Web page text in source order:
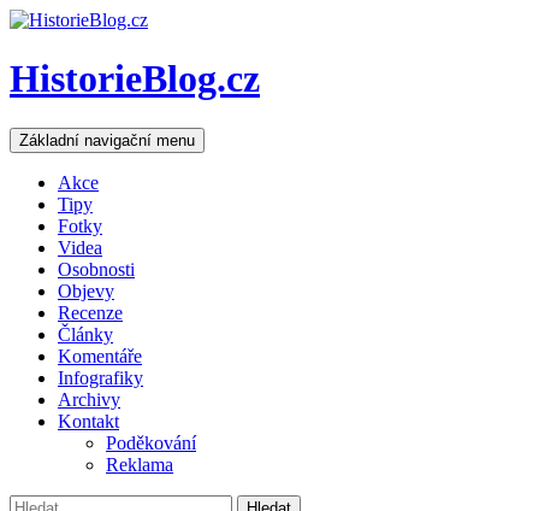
HistorieBlog.cz
Hledat
Základní navigační menu Přejít
k
Akce
Tipy
Fotky
Videa
Osobnosti
Objevy
Recenze
Články
Komentáře
Infografiky
Archivy
Kontakt
Poděkování
Reklama
Vyhledávání